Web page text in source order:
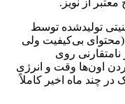
تولیدشده توسط
(محتوای بی‌کیفیت ولی
نامتقارنی روی
اون‌ها وقت و انرژی
در چند ماه اخیر کاملاً